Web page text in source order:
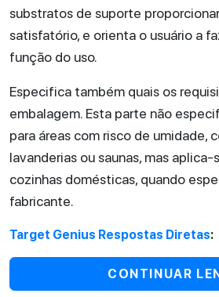
substratos de suporte
satisfatório, e orienta o usuário a
função do uso.
Especifica também quais os
embalagem. Esta parte não
para áreas com risco de umidade,
lavanderias ou saunas, mas aplica-
cozinhas domésticas, quando
fabricante.
Target Genius Respostas Diretas:
CONTINUAR